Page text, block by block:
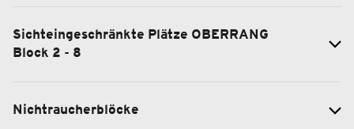
Sichteingeschränkte Plätze OBERRANG
Block 2 - 8
Nichtraucherblöcke